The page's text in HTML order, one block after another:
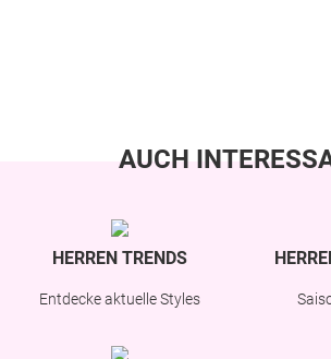
AUCH
HERREN TRENDS
Entdecke aktuelle Styles